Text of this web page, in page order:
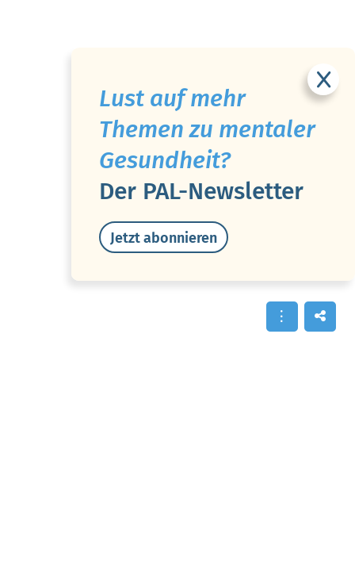
Lust auf mehr
Themen zu mentaler
Gesundheit?
Der PAL-Newsletter
Jetzt abonnieren